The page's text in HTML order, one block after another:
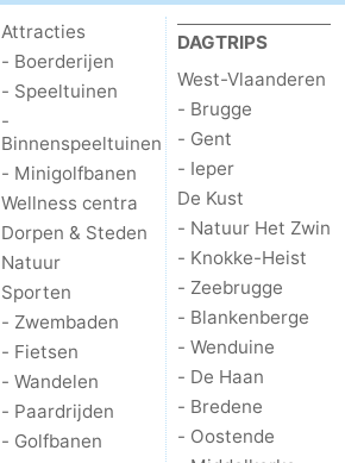
Attracties
- Boerderijen
- Speeltuinen
-
Binnenspeeltuinen
- Minigolfbanen
Wellness centra
Dorpen & Steden
Natuur
Sporten
- Zwembaden
- Fietsen
- Wandelen
- Paardrijden
- Golfbanen
DAGTRIPS
West-Vlaanderen
- Brugge
- Gent
- Ieper
De Kust
- Natuur Het Zwin
- Knokke-Heist
- Zeebrugge
- Blankenberge
- Wenduine
- De Haan
- Bredene
- Oostende